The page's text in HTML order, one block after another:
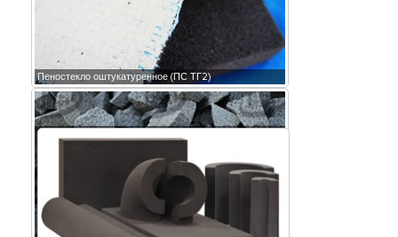
Пеностекло оштукатуренное (ПС ТГ2)